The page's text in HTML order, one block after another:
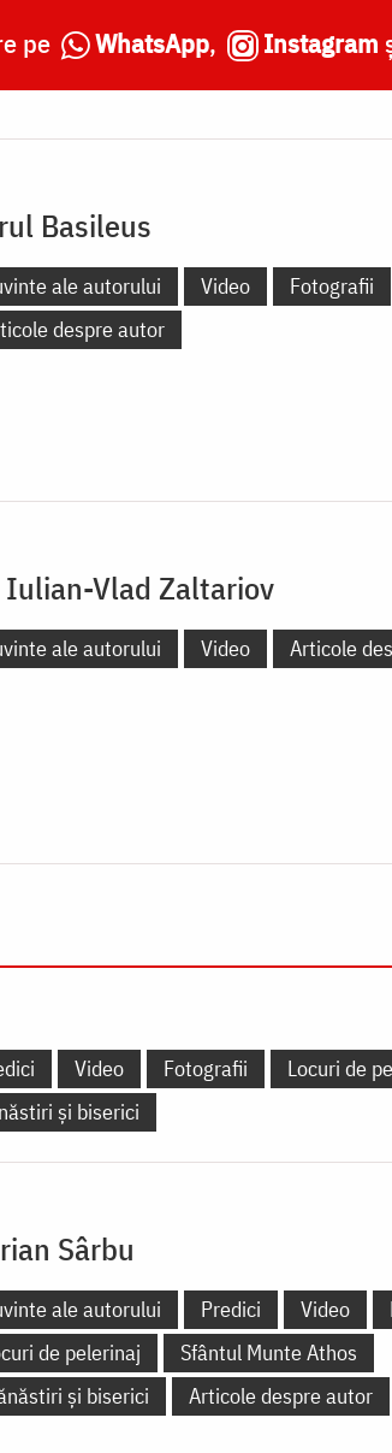
pe WhatsApp, Instagram
Basileus
ale autorului Video
Fotografii
despre autor
Iulian-Vlad Zaltariov
ale autorului Video Articole
Video Fotografii
Locuri de
și biserici
Sârbu
ale autorului Predici Video
de pelerinaj
Sfântul Munte Athos
și biserici
Articole despre autor